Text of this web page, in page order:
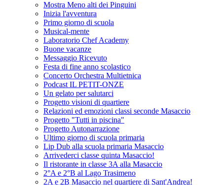
Mostra Meno alti dei Pinguini
Inizia l'avventura
Primo giorno di scuola
Musical-mente
Laboratorio Chef Academy
Buone vacanze
Messaggio Ricevuto
Festa di fine anno scolastico
Concerto Orchestra Multietnica
Podcast IL PETIT-ONZE
Un gelato per salutarci
Progetto visioni di quartiere
Relazioni ed emozioni classi seconde Masaccio
Progetto "Tutti in piscina"
Progetto Autonarrazione
Ultimo giorno di scuola primaria
Lip Dub alla scuola primaria Masaccio
Arrivederci classe quinta Masaccio!
Il ristorante in classe 3A alla Masaccio
2°A e 2°B al Lago Trasimeno
2A e 2B Masaccio nel quartiere di Sant'Andrea!